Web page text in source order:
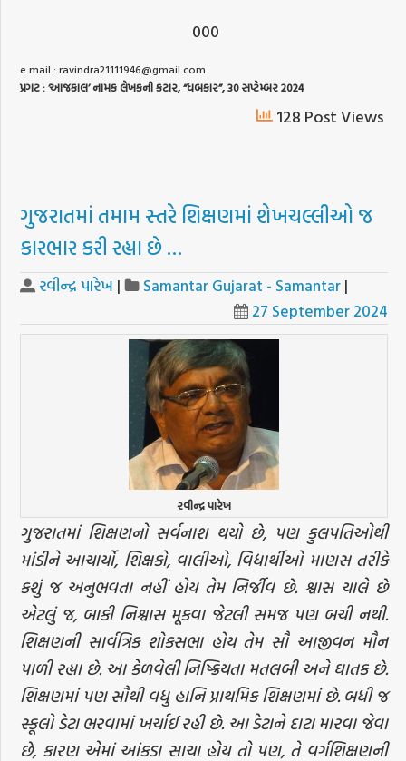
000
e.mail :ravindra21111946@gmail.com
પ્રગટ : ‘આજકાલ’નામકલેખકનીકટાર, “ધબકાર”, 30સપ્ટેમ્બર2024
128 Post Views
ગુજરાતમાં તમામ સ્તરે શિક્ષણમાં શેખચલ્લીઓ જ
કારભાર કરી રહ્યા છે …
રવીન્દ્ર પારેખ | Samantar Gujarat - Samantar |
27 September 2024
રવીન્દ્ર પારેખ
ગુજરાતમાં શિક્ષણનો સર્વનાશ થયો છે, પણ કુલપતિઓથી
માંડીને આચાર્યો, શિક્ષકો, વાલીઓ, વિદ્યાર્થીઓ માણસ તરીકે
કશું જ અનુભવતા નહીં હોય તેમ નિર્જીવ છે. શ્વાસ ચાલે છે
એટલું જ, બાકી નિશ્વાસ મૂકવા જેટલી સમજ પણ બચી નથી.
શિક્ષણની સાર્વત્રિક શોકસભા હોય તેમ સૌ આજીવન મૌન
પાળી રહ્યા છે. આ કેળવેલી નિષ્ક્રિયતા મતલબી અને ઘાતક છે.
શિક્ષણમાં પણ સૌથી વધુ હાનિ પ્રાથમિક શિક્ષણમાં છે. બધી જ
સ્કૂલો ડેટા ભરવામાં ખર્ચાઈ રહી છે. આ ડેટાને દાટા મારવા જેવા
છે, કારણ એમાં આંકડા સાચા હોય તો પણ, તે વર્ગશિક્ષણની